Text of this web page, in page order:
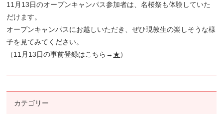
11月13日のオープンキャンパス参加者は、名桜祭も体験していた
だけます。
オープンキャンパスにお越しいただき、ぜひ現教生の楽しそうな様
子を見てみてください。
（11月13日の事前登録はこちら→ ★）
カテゴリー